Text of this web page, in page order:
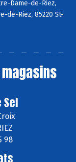
Dame-de-Riez,
de-Riez, 85220 St-
Sel
98